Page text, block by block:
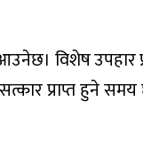
विशेष
प्राप्त हुने समय